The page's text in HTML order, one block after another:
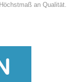
an Qualität.